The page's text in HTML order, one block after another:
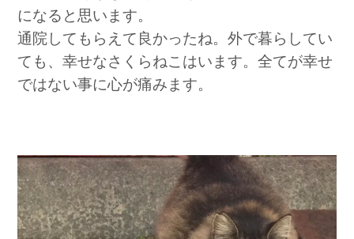
になると思います。
通院してもらえて良かったね。外で暮らしてい
ても、幸せなさくらねこはいます。全てが幸せ
ではない事に心が痛みます。